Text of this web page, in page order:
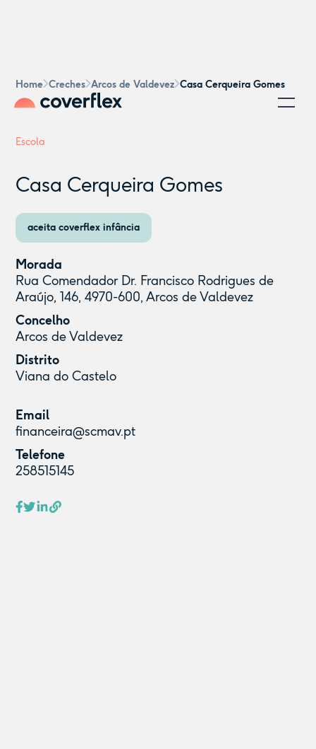
Home Creches Arcos de Valdevez Casa Cerqueira Gomes
Escola
Casa Cerqueira Gomes
aceita coverflex infância
Morada
Rua Comendador Dr. Francisco Rodrigues de
Araújo, 146, 4970-600, Arcos de Valdevez
Concelho
Arcos de Valdevez
Distrito
Viana do Castelo
Email
financeira@scmav.pt
Telefone
258515145